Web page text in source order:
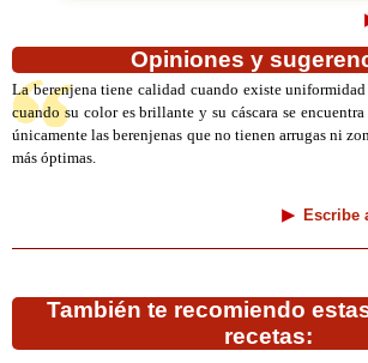
Opiniones y
La berenjena tiene calidad cuando existe uniformidad
cuando su color es brillante y su cáscara se
únicamente las berenjenas que no tienen arrugas ni
más óptimas.
Escribe
También te recomiendo
recetas: